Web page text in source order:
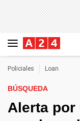
Policiales Loan
BÚSQUEDA
Alerta por